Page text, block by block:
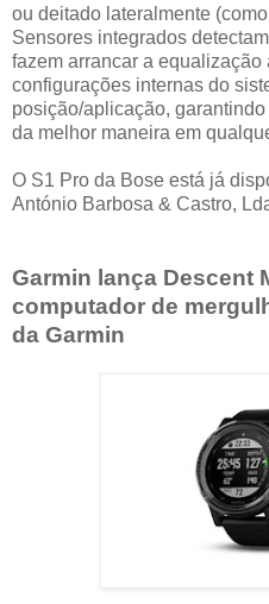
ou deitado lateralmente
Sensores integrados
fazem arrancar a
configurações internas do
posição/aplicação,
da melhor maneira em
O S1 Pro da Bose está já
António Barbosa & Castro,
Garmin lança Descent
computador de
da Garmin